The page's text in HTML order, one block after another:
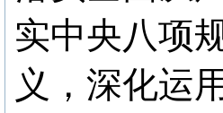
实中央八项
义，深化运